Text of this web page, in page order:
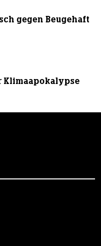
gegen Beugehaft
Klimaapokalypse